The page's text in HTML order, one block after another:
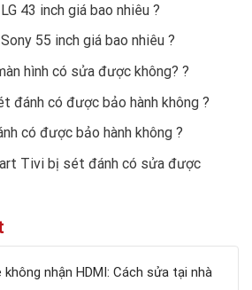
43 inch giá bao nhiêu ?
55 inch giá bao nhiêu ?
hình có sửa được không? ?
đánh có được bảo hành không ?
có được bảo hành không ?
Tivi bị sét đánh có sửa được
không nhận HDMI: Cách sửa tại nhà